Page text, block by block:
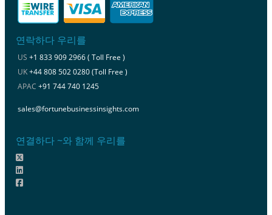
연락하다 우리를
US +1 833 909 2966 ( Toll Free )
UK+44 808 502 0280 (Toll Free )
APAC +91 744 740 1245
sales@fortunebusinessinsights.com
연결하다 ~와 함께 우리를